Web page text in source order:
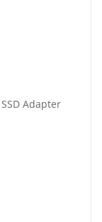
Adapter